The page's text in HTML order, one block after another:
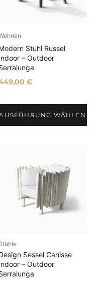
Stuhl Russel
– Outdoor
€
WÄHLEN
Sessel Canisse
– Outdoor